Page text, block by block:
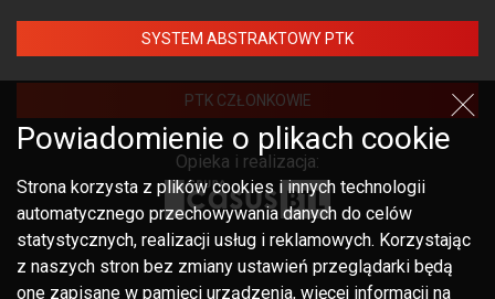
SYSTEM ABSTRAKTOWY PTK
PTK CZŁONKOWIE
Opieka i realizacja:
Powiadomienie o plikach cookie
Strona korzysta z plików cookies i innych technologii
automatycznego przechowywania danych do celów
statystycznych, realizacji usług i reklamowych. Korzystając
z naszych stron bez zmiany ustawień przeglądarki będą
one zapisane w pamięci urządzenia, więcej informacji na